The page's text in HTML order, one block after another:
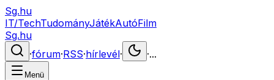
Sg.hu
IT/TechTudományJátékAutóFilm
Sg.hu
·fórum·RSS·hírlevél· ·...
Menü